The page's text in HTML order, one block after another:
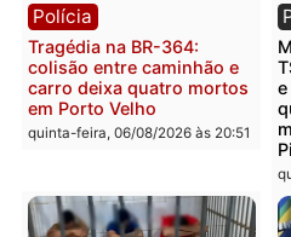
Polícia
Homem é encontrado
morto em residência no
sexta-feira, 07/08/2026 às 09:30